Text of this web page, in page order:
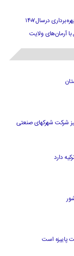
آرمان‌های ولایت
شرکت شهرکهای صنعتی
دارد
پاییزه است